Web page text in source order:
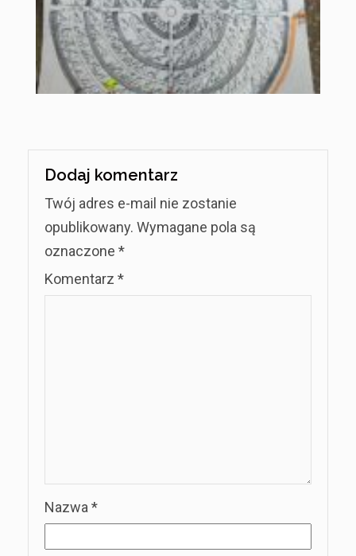
Dodaj komentarz
Twój adres e-mail nie zostanie
opublikowany. Wymagane pola są
oznaczone *
Komentarz *
Nazwa *